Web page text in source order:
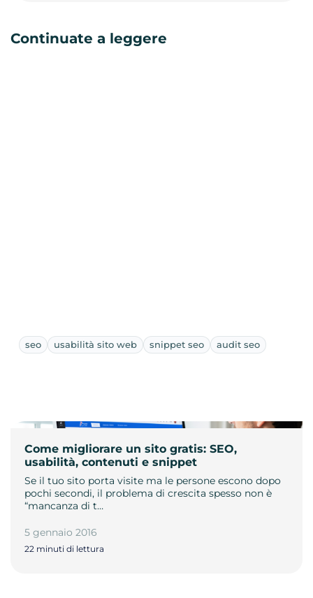
Continuate a leggere
seo usabilità sito web snippet seo audit seo
Come migliorare un sito gratis: SEO,
usabilità, contenuti e snippet
Se il tuo sito porta visite ma le persone escono dopo
pochi secondi, il problema di crescita spesso non è
“mancanza di t…
5 gennaio 2016
22 minuti di lettura